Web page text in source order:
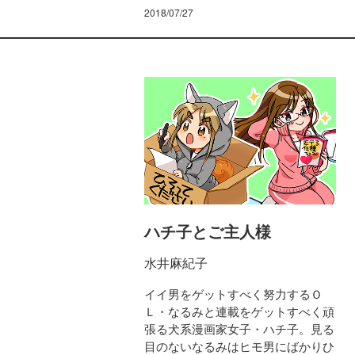
2018/07/27
ハチ子とご主人様
水井麻紀子
イイ男をゲットすべく努力するＯ
Ｌ・なるみと連載をゲットすべく頑
張る犬系漫画家女子・ハチ子。見る
目のないなるみはヒモ男にばかりひ